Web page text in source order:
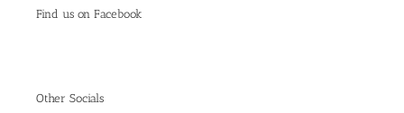
Find us on Facebook
Other Socials